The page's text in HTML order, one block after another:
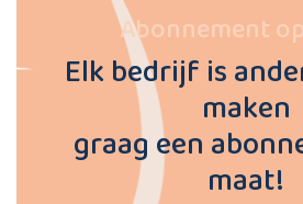
Abonnement
Elk bedrijf is
maken
graag een
maat!